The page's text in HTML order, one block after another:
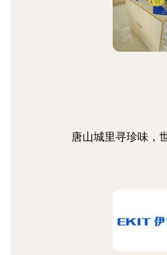
唐山城里寻珍味，